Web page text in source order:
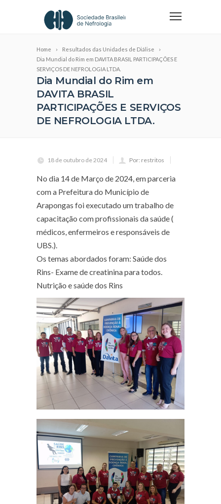
Home
Resultados das Unidades de Diálise
Dia Mundial do Rim em DAVITA BRASIL PARTICIPAÇÕES E
SERVIÇOS DE NEFROLOGIA LTDA.
Dia Mundial do Rim em
DAVITA BRASIL
PARTICIPAÇÕES E SERVIÇOS
DE NEFROLOGIA LTDA.
18 de outubro de 2024 Por: restritos
No dia 14 de Março de 2024, em parceria
com a Prefeitura do Município de
Arapongas foi executado um trabalho de
capacitação com profissionais da saúde (
médicos, enfermeiros e responsáveis de
UBS.).
Os temas abordados foram: Saúde dos
Rins- Exame de creatinina para todos.
Nutrição e saúde dos Rins